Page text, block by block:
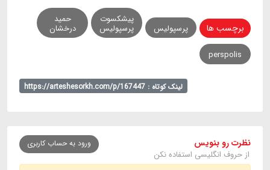
برچسب ها پرسپولیس
پیشکسوت
پرسپولیس
حمید
درخشان
perspolis
لینک کوتاه : https://arteshesorkh.com/p/167447
نظرت رو بنویس
از حروف انگلیسی استفاده نکن
ورود به حساب کاربری